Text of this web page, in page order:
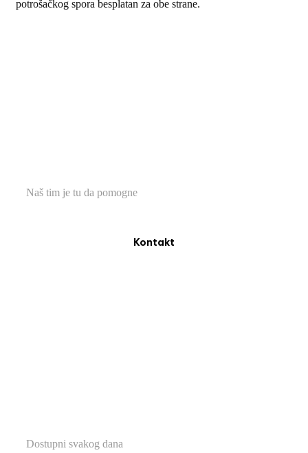
potrošačkog spora besplatan za obe strane.
Naš tim je tu da pomogne
Kontakt
Dostupni svakog dana